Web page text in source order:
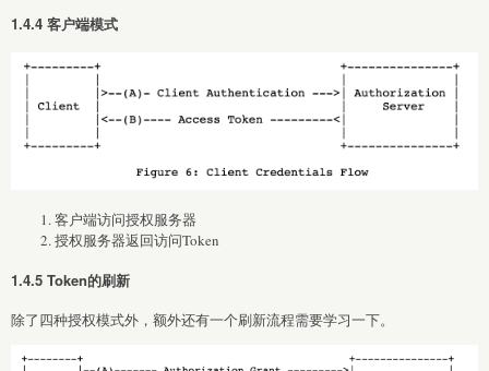
1.4.4 客户端模式
客户端访问授权服务器
授权服务器返回访问Token
1.4.5 Token的刷新
除了四种授权模式外，额外还有一个刷新流程需要学习一下。